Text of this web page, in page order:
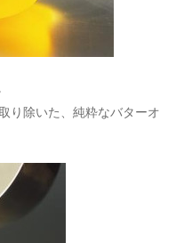
り除いた、純粋なバターオ